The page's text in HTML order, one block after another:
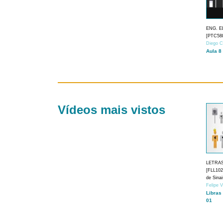
ENG.
Diego
Aula 8
Vídeos mais vistos
de
Felipe
Libras
01